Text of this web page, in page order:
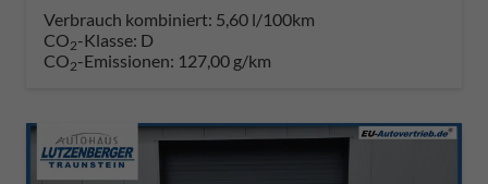
Verbrauch kombiniert: 5,60 l/100km
CO2-Klasse: D
CO2-Emissionen: 127,00 g/km